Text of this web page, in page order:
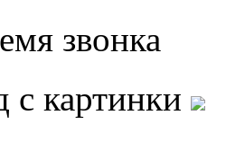
звонка
с картинки